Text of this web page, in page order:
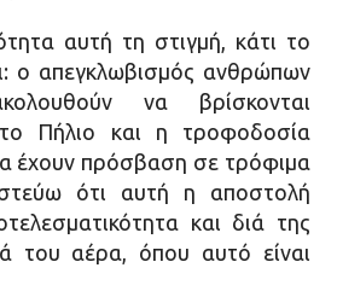
αυτή τη στιγμή, κάτι το
ο απεγκλωβισμός ανθρώπων
να βρίσκονται
Πήλιο και η τροφοδοσία
έχουν πρόσβαση σε τρόφιμα
ότι αυτή η αποστολή
και διά της
του αέρα, όπου αυτό είναι